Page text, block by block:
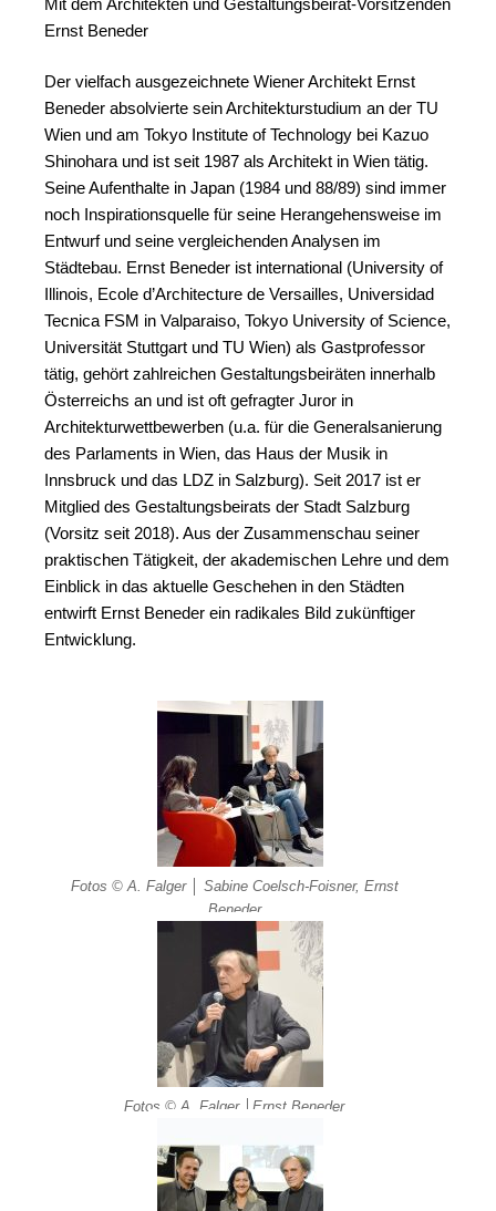
Ernst Beneder
Der vielfach ausgezeichnete Wiener Architekt Ernst
Beneder absolvierte sein Architekturstudium an der TU
Wien und am Tokyo Institute of Technology bei Kazuo
Shinohara und ist seit 1987 als Architekt in Wien tätig.
Seine Aufenthalte in Japan (1984 und 88/89) sind immer
noch Inspirationsquelle für seine Herangehensweise im
Entwurf und seine vergleichenden Analysen im
Städtebau. Ernst Beneder ist international (University of
Illinois, Ecole d’Architecture de Versailles, Universidad
Tecnica FSM in Valparaiso, Tokyo University of Science,
Universität Stuttgart und TU Wien) als Gastprofessor
tätig, gehört zahlreichen Gestaltungsbeiräten innerhalb
Österreichs an und ist oft gefragter Juror in
Architekturwettbewerben (u.a. für die Generalsanierung
des Parlaments in Wien, das Haus der Musik in
Innsbruck und das LDZ in Salzburg). Seit 2017 ist er
Mitglied des Gestaltungsbeirats der Stadt Salzburg
(Vorsitz seit 2018). Aus der Zusammenschau seiner
praktischen Tätigkeit, der akademischen Lehre und dem
Einblick in das aktuelle Geschehen in den Städten
entwirft Ernst Beneder ein radikales Bild zukünftiger
Entwicklung.
Fotos © A. Falger │ Sabine Coelsch-Foisner, Ernst
Beneder
Fotos © A. Falger │Ernst Beneder